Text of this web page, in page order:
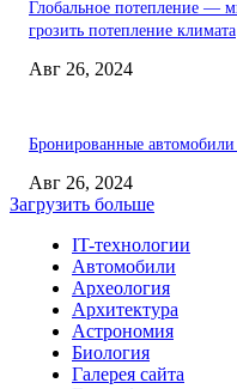
Глобальное потепление —
грозить потепление климата
Авг 26, 2024
Бронированные
Авг 26, 2024
Загрузить больше
IT-технологии
Автомобили
Археология
Архитектура
Астрономия
Биология
Галерея сайта